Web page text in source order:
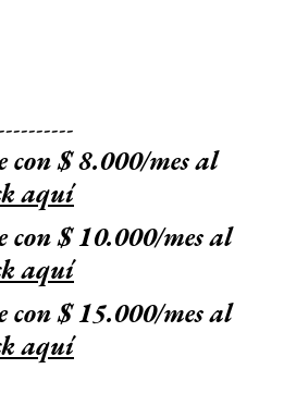
$ 8.000/mes al
aquí
$ 10.000/mes al
aquí
$ 15.000/mes al
aquí